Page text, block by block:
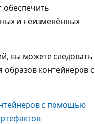
обеспечить
и неизменённых
вы можете следовать
образов контейнеров с
с помощью